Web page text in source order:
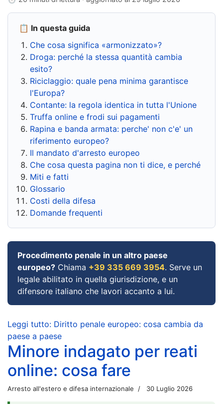
📋 In questa guida
Che cosa significa «armonizzato»?
Droga: perché la stessa quantità cambia
esito?
Riciclaggio: quale pena minima garantisce
l'Europa?
Contante: la regola identica in tutta l'Unione
Truffa online e frodi sui pagamenti
Rapina e banda armata: perche' non c'e' un
riferimento europeo?
Il mandato d'arresto europeo
Che cosa questa pagina non ti dice, e perché
Miti e fatti
Glossario
Costi della difesa
Domande frequenti
Procedimento penale in un altro paese
europeo? Chiama +39 335 669 3954. Serve un
legale abilitato in quella giurisdizione, e un
difensore italiano che lavori accanto a lui.
Leggi tutto: Diritto penale europeo: cosa cambia da
paese a paese
Minore indagato per reati
online: cosa fare
Arresto all'estero e difesa internazionale 30 Luglio 2026